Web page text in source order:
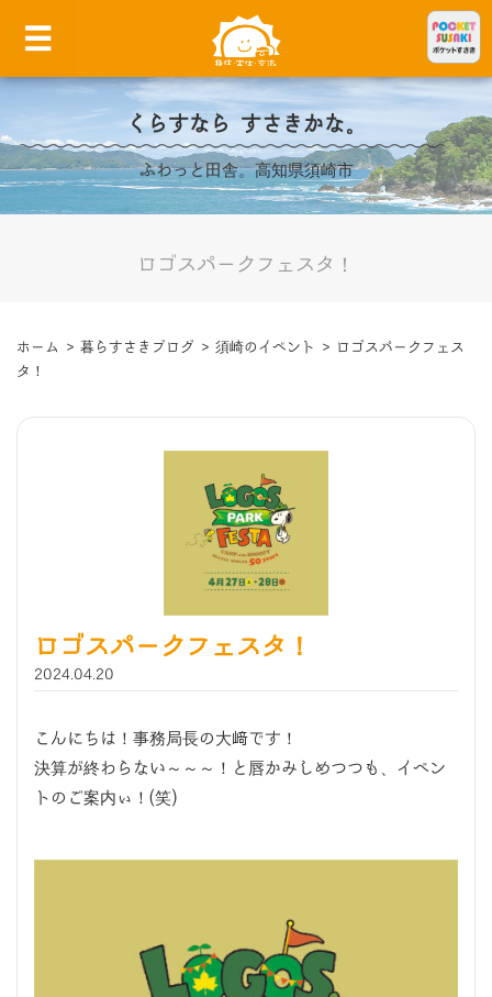
くらすなら すさきかな。
ふわっと田舎。高知県須崎市
ロゴスパークフェスタ！
ホーム > 暮らすさきブログ > 須崎のイベント > ロゴスパークフェス
タ！
ロゴスパークフェスタ！
2024.04.20
こんにちは！事務局長の大﨑です！
決算が終わらない～～～！と唇かみしめつつも、イベン
トのご案内ぃ！(笑)